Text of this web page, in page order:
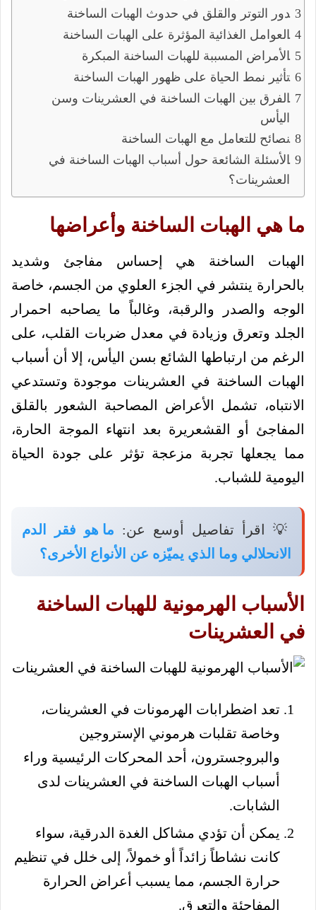
دور التوتر والقلق في حدوث الهبات الساخنة
العوامل الغذائية المؤثرة على الهبات الساخنة
الأمراض المسببة للهبات الساخنة المبكرة
تأثير نمط الحياة على ظهور الهبات الساخنة
الفرق بين الهبات الساخنة في العشرينات وسن
اليأس
نصائح للتعامل مع الهبات الساخنة
الأسئلة الشائعة حول أسباب الهبات الساخنة في
العشرينات؟
ما هي الهبات الساخنة وأعراضها
الهبات الساخنة هي إحساس مفاجئ وشديد
بالحرارة ينتشر في الجزء العلوي من الجسم، خاصة
الوجه والصدر والرقبة، وغالباً ما يصاحبه احمرار
الجلد وتعرق وزيادة في معدل ضربات القلب، على
الرغم من ارتباطها الشائع بسن اليأس، إلا أن أسباب
الهبات الساخنة في العشرينات موجودة وتستدعي
الانتباه، تشمل الأعراض المصاحبة الشعور بالقلق
المفاجئ أو القشعريرة بعد انتهاء الموجة الحارة،
مما يجعلها تجربة مزعجة تؤثر على جودة الحياة
اليومية للشباب.
💡 اقرأ تفاصيل أوسع عن: ما هو فقر الدم
الانحلالي وما الذي يميّزه عن الأنواع الأخرى؟
الأسباب الهرمونية للهبات الساخنة
في العشرينات
تعد اضطرابات الهرمونات في العشرينات،
وخاصة تقلبات هرموني الإستروجين
والبروجسترون، أحد المحركات الرئيسية وراء
أسباب الهبات الساخنة في العشرينات لدى
الشابات.
يمكن أن تؤدي مشاكل الغدة الدرقية، سواء
كانت نشاطاً زائداً أو خمولاً، إلى خلل في تنظيم
حرارة الجسم، مما يسبب أعراض الحرارة
المفاجئة والتعرق.